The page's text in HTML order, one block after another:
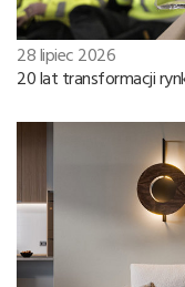
28 lipiec 2026
20 lat transformacji